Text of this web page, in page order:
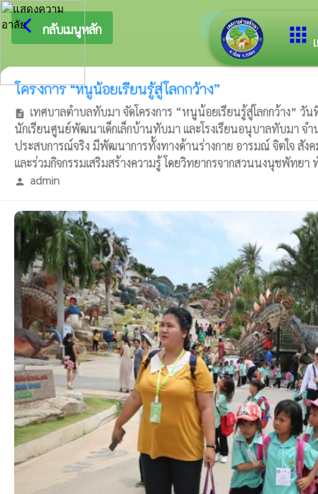
apps
arrow_back_ios กลับเมนูหลัก ยินดีต้อนรับสู่เว็บไ
โครงการ “หนูน้อยเรียนรู้สู่โลกกว้าง”
description เทศบาลตำบลทับมา จัดโครงการ “หนูน้อยเรียนรู้สู่โลกกว้าง” วั
นักเรียนศูนย์พัฒนาเด็กเล็กบ้านทับมา และโรงเรียนอนุบาลทับมา จ
ประสบการณ์จริง มีพัฒนาการทั้งทางด้านร่างกาย อารมณ์ จิตใจ สัง
และร่วมกิจกรรมเสริมสร้างความรู้ โดยวิทยากรจากสวนนงนุชพัทย
person admin